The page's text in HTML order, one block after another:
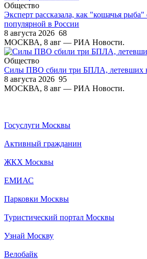
Общество
Эксперт рассказала, как "кошачья рыба"
популярной в России
8 августа 2026 68
МОСКВА, 8 авг — РИА Новости.
Общество
Силы ПВО сбили три БПЛА, летевших
8 августа 2026 95
МОСКВА, 8 авг — РИА Новости.
Госуслуги Москвы
Активный гражданин
ЖКХ Москвы
ЕМИАС
Парковки Москвы
Туристический портал Москвы
Узнай Москву
Велобайк